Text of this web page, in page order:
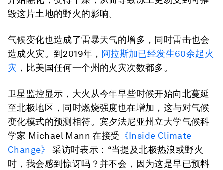
毁这片土地的野火的影响。
气候变化也造成了雷暴天气的增多，同时雷击也会
造成火灾。到2019年， 阿拉斯加已经发生60余起火
灾 ，比美国任何一个州的火灾次数都多。
卫星监控显示，大火从今年早些时候开始向北蔓延
至北极地区，同时燃烧强度也在增加，这与对气候
变化模式的预测相符。宾夕法尼亚州立大学气候科
学家 Michael Mann 在接受 《Inside Climate
Change》采访时表示：“当提及北极热浪或野火
时，我会感到惊讶吗？并不会，因为这是早已预料